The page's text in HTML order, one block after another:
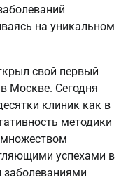
на уникальном
свой первый
Москве. Сегодня
клиник как в
методики
успехами в
заболеваниями